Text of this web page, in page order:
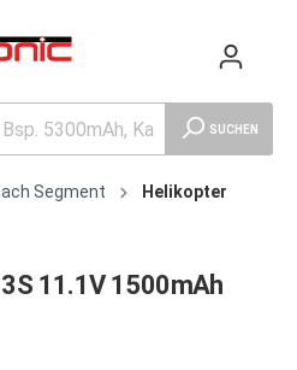
SUCHEN
Segment Helikopter
3S 11.1V 1500mAh